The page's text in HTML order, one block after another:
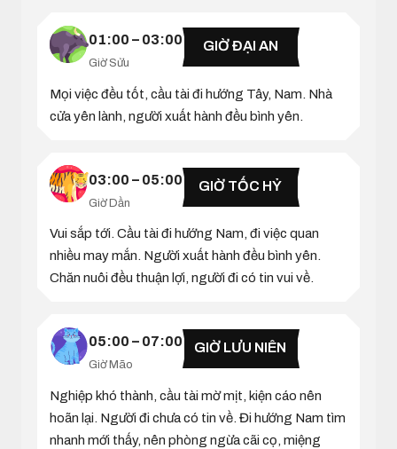
01:00 – 03:00
Giờ Sửu
GIỜ ĐẠI AN
Mọi việc đều tốt, cầu tài đi hướng Tây, Nam. Nhà
cửa yên lành, người xuất hành đều bình yên.
03:00 – 05:00
Giờ Dần
GIỜ TỐC HỶ
Vui sắp tới. Cầu tài đi hướng Nam, đi việc quan
nhiều may mắn. Người xuất hành đều bình yên.
Chăn nuôi đều thuận lợi, người đi có tin vui về.
05:00 – 07:00
Giờ Mão
GIỜ LƯU NIÊN
Nghiệp khó thành, cầu tài mờ mịt, kiện cáo nên
hoãn lại. Người đi chưa có tin về. Đi hướng Nam tìm
nhanh mới thấy, nên phòng ngừa cãi cọ, miệng